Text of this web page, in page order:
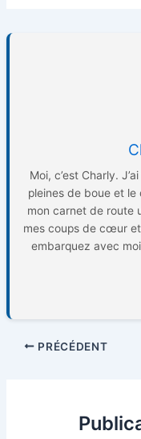
Moi, c’est Charly.
pleines de boue et
mon carnet de route
mes coups de cœur
embarquez avec
PRÉCÉDENT